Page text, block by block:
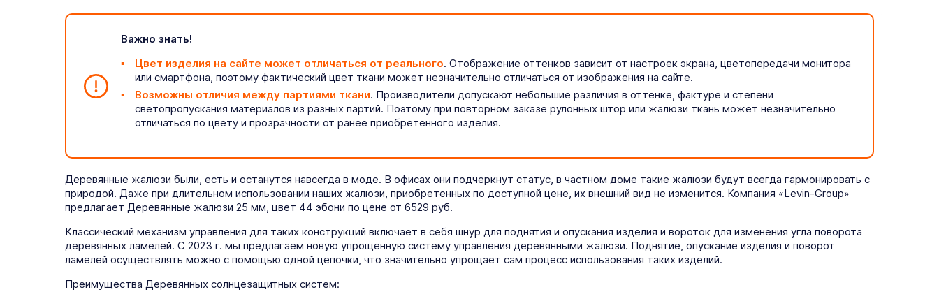
Важно знать!
Цвет изделия на сайте может отличаться от реального. Отображение оттенков зависит от настроек экрана, цветопередачи монитора
или смартфона, поэтому фактический цвет ткани может незначительно отличаться от изображения на сайте.
Возможны отличия между партиями ткани. Производители допускают небольшие различия в оттенке, фактуре и степени
светопропускания материалов из разных партий. Поэтому при повторном заказе рулонных штор или жалюзи ткань может незначительно
отличаться по цвету и прозрачности от ранее приобретенного изделия.
Деревянные жалюзи были, есть и останутся навсегда в моде. В офисах они подчеркнут статус, в частном доме такие жалюзи будут всегда гармонировать с
природой. Даже при длительном использовании наших жалюзи, приобретенных по доступной цене, их внешний вид не изменится. Компания «Levin-Group»
предлагает Деревянные жалюзи 25 мм, цвет 44 эбони по цене от 6529 руб.
Классический механизм управления для таких конструкций включает в себя шнур для поднятия и опускания изделия и вороток для изменения угла поворота
деревянных ламелей. С 2023 г. мы предлагаем новую упрощенную систему управления деревянными жалюзи. Поднятие, опускание изделия и поворот
ламелей осуществлять можно с помощью одной цепочки, что значительно упрощает сам процесс использования таких изделий.
Преимущества Деревянных солнцезащитных систем: